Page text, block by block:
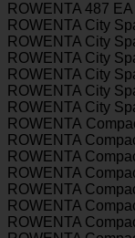
ROWENTA 487 EA
ROWENTA City
ROWENTA City
ROWENTA City
ROWENTA City
ROWENTA City
ROWENTA City
ROWENTA
ROWENTA
ROWENTA
ROWENTA
ROWENTA
ROWENTA
ROWENTA